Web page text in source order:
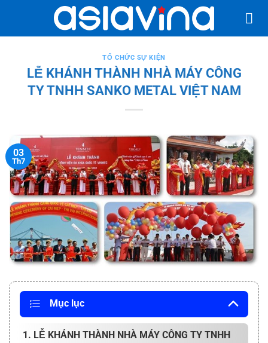
nội
TỔ CHỨC SỰ KIỆN
LỄ KHÁNH THÀNH NHÀ MÁY CÔNG
TY TNHH SANKO METAL VIỆT NAM
03
Th7
Mục lục
1. LỄ KHÁNH THÀNH NHÀ MÁY CÔNG TY TNHH